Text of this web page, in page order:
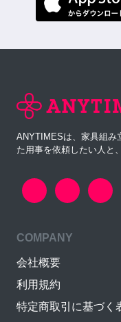
ANYTIMESは、家具組み
た用事を依頼したい人と
COMPANY
会社概要
利用規約
特定商取引に基づく